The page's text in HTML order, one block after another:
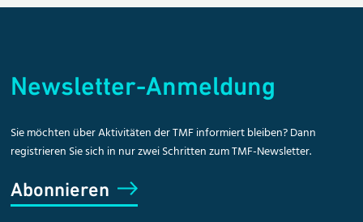
Newsletter-Anmeldung
Sie möchten über Aktivitäten der TMF informiert bleiben? Dann
registrieren Sie sich in nur zwei Schritten zum TMF-Newsletter.
Abonnieren